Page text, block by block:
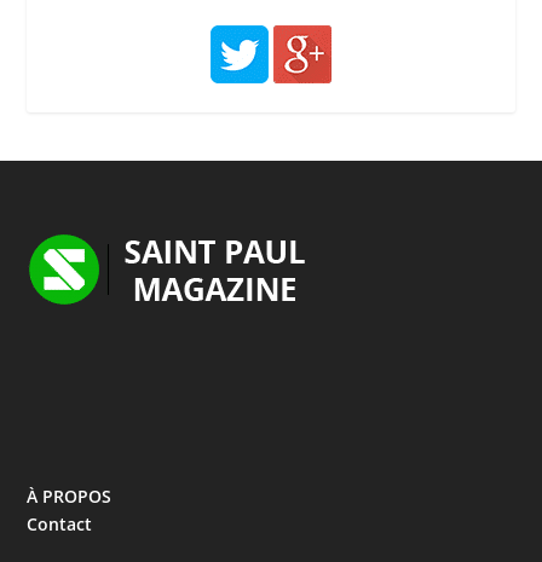
À PROPOS
Contact